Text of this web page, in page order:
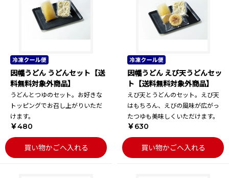
因幡うどん うどんセット【送
料無料対象外商品】
うどんとつゆのセット。お好きな
トッピングでお召し上がりいただ
けます。
￥480
買い物かごへ入れる
因幡うどん えび天うどんセッ
ト【送料無料対象外商品】
えび天とうどんのセット。えび天
はもちろん、えびの風味が広がっ
たつゆも美味しくいただけます。
￥630
買い物かごへ入れる